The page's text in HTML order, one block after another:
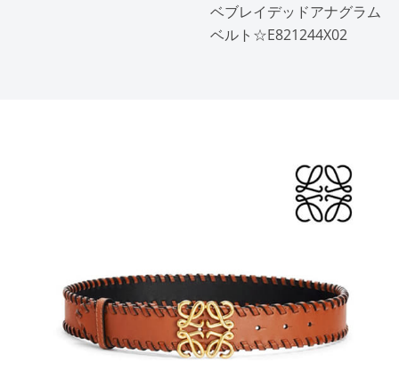
ベブレイデッドアナグラム
ベルト☆E821244X02